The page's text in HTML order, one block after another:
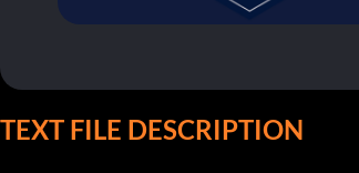
TEXT FILE DESCRIPTION